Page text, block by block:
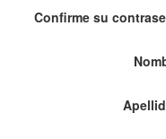
Confirme su